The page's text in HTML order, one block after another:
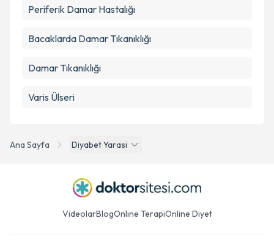
Ana Sayfa Diyabet Yarasi
Periferik Damar Hastalığı
Bacaklarda Damar Tıkanıklığı
Damar Tıkanıklığı
Varis Ülseri
Videolar Blog Online Terapi Online Diyet